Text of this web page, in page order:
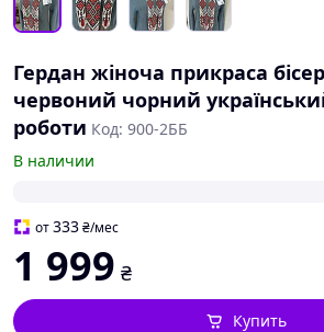
Гердан жіноча прикраса
червоний чорний
роботи Код: 900-2ББ
В наличии
от333₴/мес
1 999 ₴
Купить